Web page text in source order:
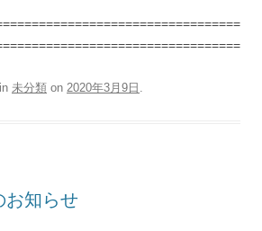
未分類 on 2020年3月9日 .
お知らせ